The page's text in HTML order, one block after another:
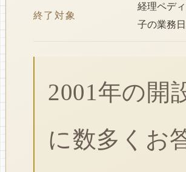
終了対象
経理ペデ
子の業務
2001年の開
に数多くお